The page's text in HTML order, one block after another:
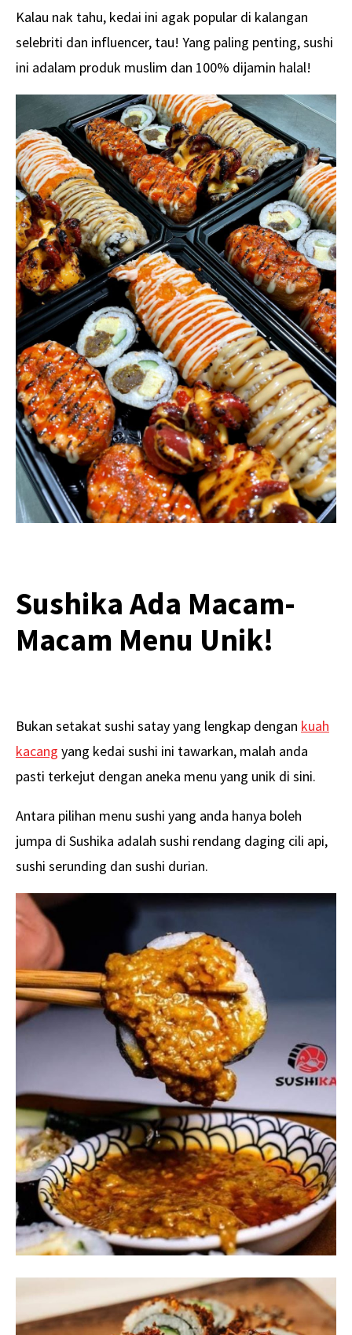
Kalau nak tahu, kedai ini agak popular di kalangan
selebriti dan influencer, tau! Yang paling penting, sushi
ini adalam produk muslim dan 100% dijamin halal!
Sushika Ada Macam-
Macam Menu Unik!
Bukan setakat sushi satay yang lengkap dengan kuah
kacang yang kedai sushi ini tawarkan, malah anda
pasti terkejut dengan aneka menu yang unik di sini.
Antara pilihan menu sushi yang anda hanya boleh
jumpa di Sushika adalah sushi rendang daging cili api,
sushi serunding dan sushi durian.